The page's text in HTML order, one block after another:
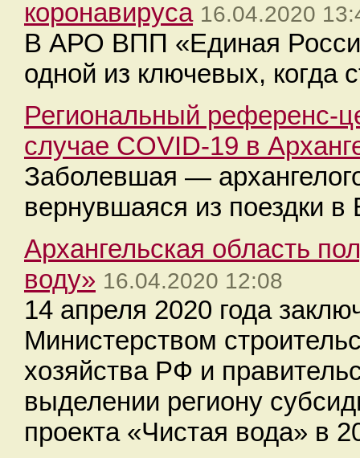
коронавируса 16.04.2020
В АРО ВПП «Единая
одной из ключевых, когда
Региональный референс-
случае COVID-19 в
Заболевшая —
вернувшаяся из поездки в
Архангельская область
воду» 16.04.2020 12:08
14 апреля 2020 года
Министерством
хозяйства РФ и
выделении региону
проекта «Чистая вода» в